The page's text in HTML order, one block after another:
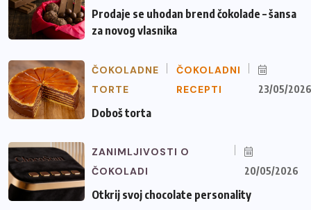
Prodaje se uhodan brend čokolade – šansa
za novog vlasnika
ČOKOLADNE
TORTE
ČOKOLADNI
RECEPTI
23/05/2026
Doboš torta
ZANIMLJIVOSTI O
ČOKOLADI
20/05/2026
Otkrij svoj chocolate personality